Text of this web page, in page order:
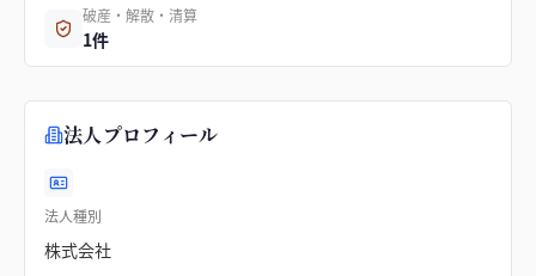
破産・解散・清算
1件
法人プロフィール
法人種別
株式会社